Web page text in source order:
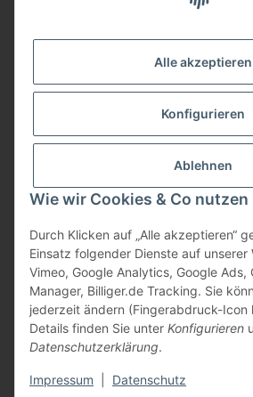
Alle akzeptieren
Konfigurieren
Ablehnen
Wie wir Cookies & Co nutzen
Durch Klicken auf „Alle akzeptieren“
Einsatz folgender Dienste auf unserer
Vimeo, Google Analytics, Google Ads,
Manager, Billiger.de Tracking. Sie
jederzeit ändern (Fingerabdruck-Icon
Details finden Sie unter Konfigurieren
Datenschutzerklärung.
Impressum Datenschutz
Gesetzliche Informationen
Bezahlung
Vertrag